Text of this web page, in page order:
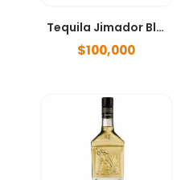
Tequila Jimador Blanco 700 ml
$100,000